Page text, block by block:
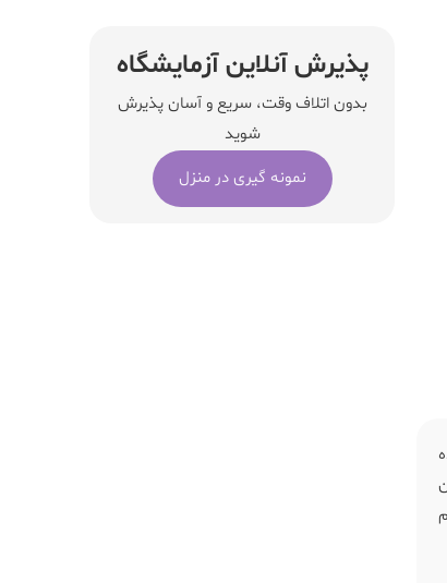
پذیرش آنلاین آزمایشگاه
بدون اتلاف وقت، سریع و آسان پذیرش
شوید
نمونه گیری در منزل